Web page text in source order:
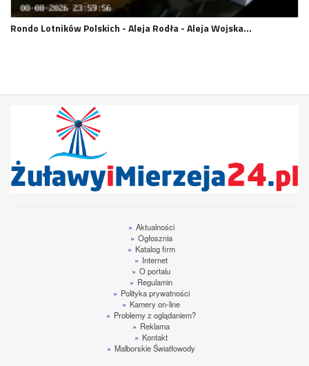
Rondo Lotników Polskich - Aleja Rodła - Aleja Wojska…
» Aktualności
» Ogłosznia
» Katalog firm
» Internet
» O portalu
» Regulamin
» Polityka prywatności
» Kamery on-line
» Problemy z oglądaniem?
» Reklama
» Kontakt
» Malborskie Światłowody